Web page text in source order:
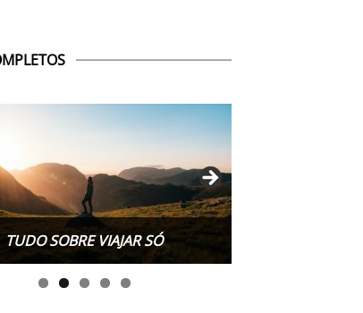
TUDO SOBRE VIAJAR SÓ